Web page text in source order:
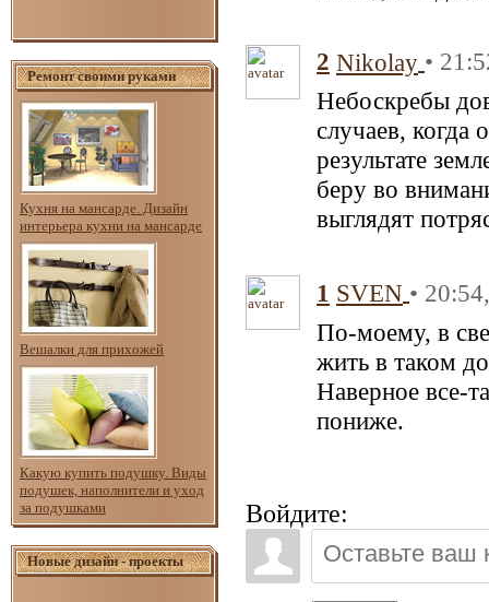
Ремонт своими руками
Кухня на мансарде. Дизайн
интерьера кухни на мансарде
Вешалки для прихожей
Какую купить подушку. Виды
подушек, наполнители и уход
за подушками
Новые дизайн - проекты
2 Nikolay •
Небоскребы
случаев, когда
результате
беру во
выглядят
1 SVEN •
По-моему, в
жить в таком
Наверное все-
пониже.
Войдите: